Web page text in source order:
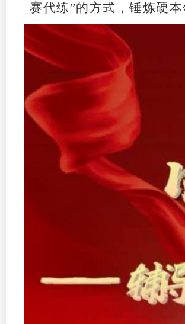
赛代练”的方式，锤炼硬